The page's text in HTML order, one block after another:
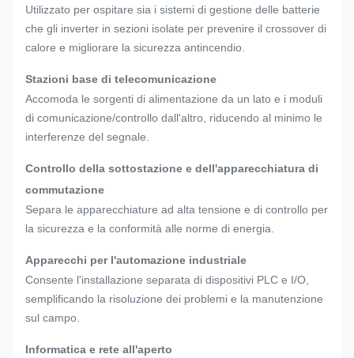
Altezza dell'unità di
scaffalatura (per lato)
42U
Porte di
Accessori per porte
documenti, finestra di
controllo
Ventilazione
(facoltativo)
Ventilatore, scambiatore di
calore o unità HVAC
Entrata del cavo
Utilizzato per ospitare sia i sistemi di gestione delle batterie
che gli inverter in sezioni isolate per prevenire il crossover di
calore e migliorare la sicurezza antincendio.
Stazioni base di telecomunicazione
Accomoda le sorgenti di alimentazione da un lato e i moduli
di comunicazione/controllo dall'altro, riducendo al minimo le
interferenze del segnale.
Controllo della sottostazione e dell'apparecchiatura di
commutazione
Separa le apparecchiature ad alta tensione e di controllo per
la sicurezza e la conformità alle norme di energia.
Apparecchi per l'automazione industriale
Consente l'installazione separata di dispositivi PLC e I/O,
semplificando la risoluzione dei problemi e la manutenzione
sul campo.
Informatica e rete all'aperto